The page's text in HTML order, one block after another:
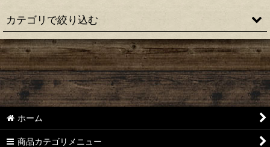
カテゴリで絞り込む
【シマノ】22ステラ［STELLA］対応 カスタムパーツ
【シマノ】18-19ステラ［STELLA］対応 カスタムパーツ
【シマノ】14ステラ［STELLA］対応 カスタムパーツ
【シマノ】10ステラ［STELLA］対応 カスタムパーツ
ホーム
商品カテゴリメニュー